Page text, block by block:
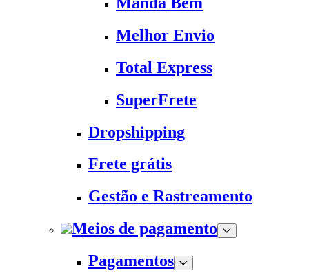
Melhor Envio
Total Express
SuperFrete
Dropshipping
Frete grátis
Gestão e Rastreamento
Meios de pagamento
Pagamentos